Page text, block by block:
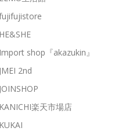
HE&SHE
Import shop『akazukin』
JMEI 2nd
JOINSHOP
KANICHI楽天市場店
KUKAI